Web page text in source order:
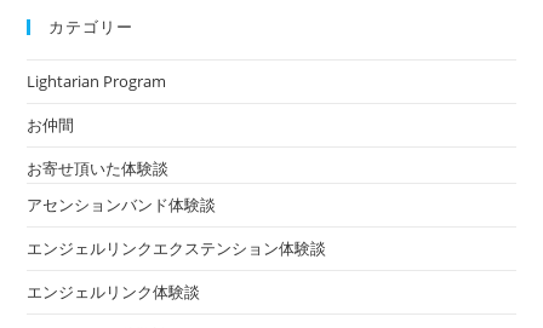
カテゴリー
Lightarian Program
お仲間
お寄せ頂いた体験談
アセンションバンド体験談
エンジェルリンクエクステンション体験談
エンジェルリンク体験談